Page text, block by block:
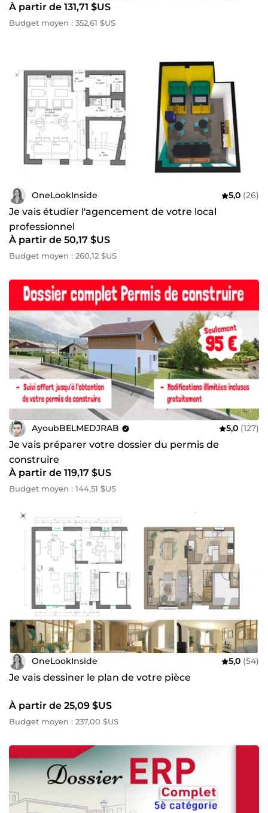
déposer en mairie
À partir de 131,71 $US
Budget moyen : 352,61 $US
OneLookInside 5,0 (26)
Je vais étudier l'agencement de votre local
professionnel
À partir de 50,17 $US
Budget moyen : 260,12 $US
AyoubBELMEDJRAB 5,0 (127)
Je vais préparer votre dossier du permis de
construire
À partir de 119,17 $US
Budget moyen : 144,51 $US
OneLookInside 5,0 (54)
Je vais dessiner le plan de votre pièce
À partir de 25,09 $US
Budget moyen : 237,00 $US